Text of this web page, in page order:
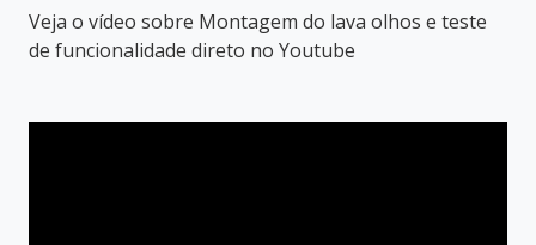
Veja o vídeo sobre Montagem do lava olhos e teste
de funcionalidade direto no Youtube